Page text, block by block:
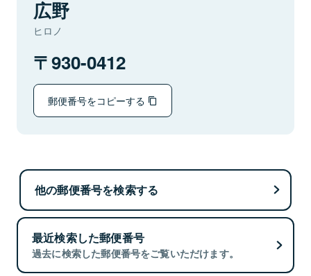
広野
ヒロノ
930-0412
郵便番号をコピーする
他の郵便番号を検索する
最近検索した郵便番号
過去に検索した郵便番号をご覧いただけます。